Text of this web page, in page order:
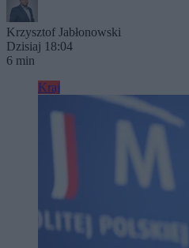
Krzysztof Jabłonowski
Dzisiaj 18:04
6 min
Kraj